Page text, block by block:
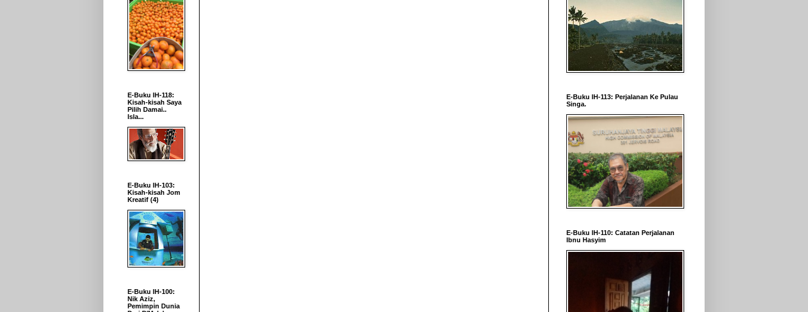
E-Buku IH-118:
Kisah-kisah Saya
Pilih Damai..
Isla...
E-Buku IH-103:
Kisah-kisah Jom
Kreatif (4)
E-Buku IH-100:
Nik Aziz,
Pemimpin Dunia
E-Buku IH-113: Perjalanan Ke Pulau
Singa.
E-Buku IH-110: Catatan Perjalanan
Ibnu Hasyim